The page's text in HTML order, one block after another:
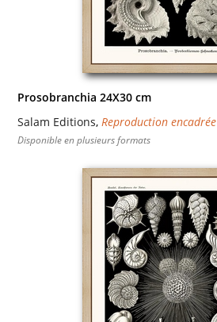
Prosobranchia 24X30 cm
Salam Editions, Reproduction encadrée
Disponible en plusieurs formats